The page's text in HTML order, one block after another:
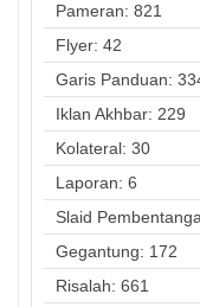
Pameran: 821
Flyer: 42
Garis Panduan:
Iklan Akhbar: 229
Kolateral: 30
Laporan: 6
Slaid
Gegantung: 172
Risalah: 661